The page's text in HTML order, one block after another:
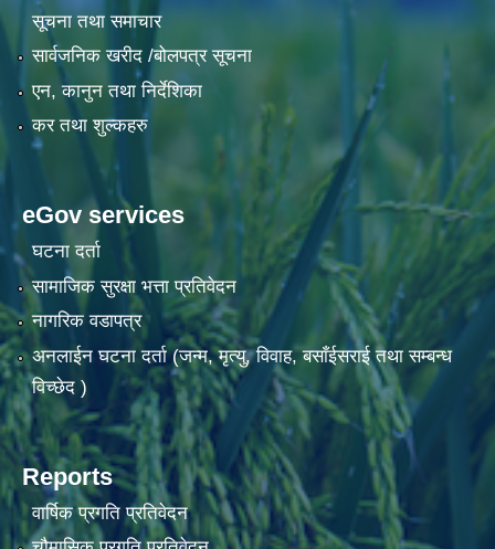
सूचना तथा समाचार
सार्वजनिक खरीद /बोलपत्र सूचना
एन, कानुन तथा निर्देशिका
कर तथा शुल्कहरु
eGov services
घटना दर्ता
सामाजिक सुरक्षा भत्ता प्रतिवेदन
नागरिक वडापत्र
अनलाईन घटना दर्ता (जन्म, मृत्यु, विवाह, बसाँईसराई तथा सम्बन्ध
विच्छेद )
Reports
वार्षिक प्रगति प्रतिवेदन